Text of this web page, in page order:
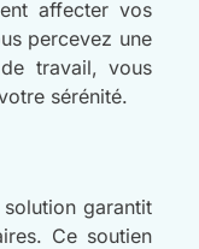
affecter vos
percevez une
travail, vous
sérénité.
garantit
Ce soutien